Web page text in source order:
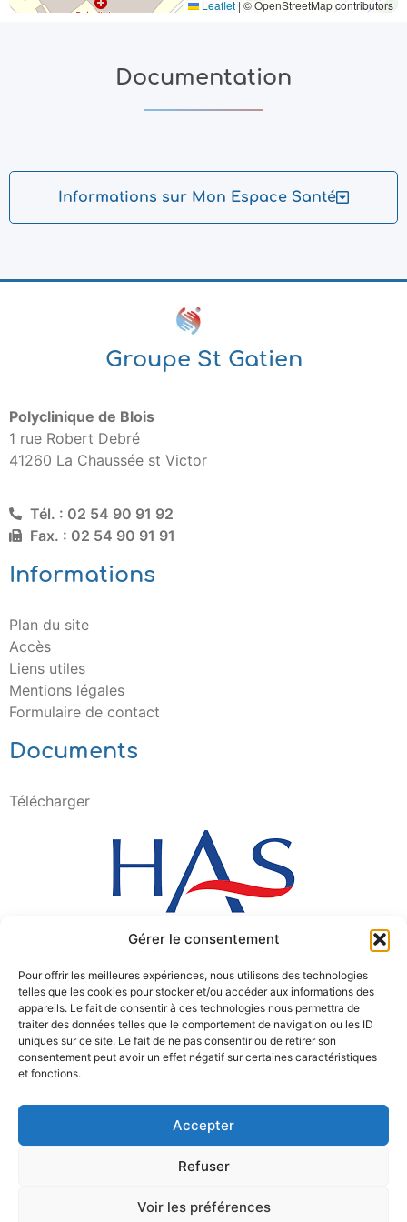
Gérer le consentement
Pour offrir les meilleures expériences, nous utilisons des technologies
telles que les cookies pour stocker et/ou accéder aux informations des
appareils. Le fait de consentir à ces technologies nous permettra de
traiter des données telles que le comportement de navigation ou les ID
uniques sur ce site. Le fait de ne pas consentir ou de retirer son
consentement peut avoir un effet négatif sur certaines caractéristiques
et fonctions.
Accepter
Refuser
Voir les préférences
Leaflet | © OpenStreetMap contributors
Documentation
Informations sur Mon Espace Santé
Groupe St Gatien
Polyclinique de Blois
1 rue Robert Debré
41260 La Chaussée st Victor
Tél. : 02 54 90 91 92
Fax. : 02 54 90 91 91
Informations
Plan du site
Accès
Liens utiles
Mentions légales
Formulaire de contact
Documents
Télécharger
Copyright © 2017 Polyclinique de Blois